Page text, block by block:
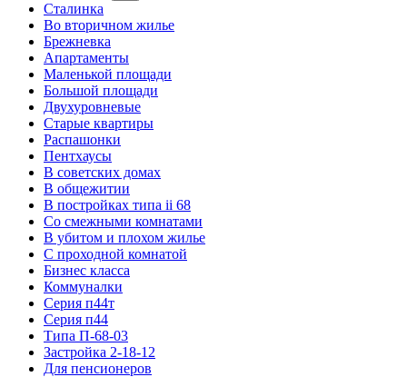
Сталинка
Во вторичном жилье
Брежневка
Апартаменты
Маленькой площади
Большой площади
Двухуровневые
Старые квартиры
Распашонки
Пентхаусы
В советских домах
В общежитии
В постройках типа ii 68
Со смежными комнатами
В убитом и плохом жилье
С проходной комнатой
Бизнес класса
Коммуналки
Серия п44т
Серия п44
Типа П-68-03
Застройка 2-18-12
Для пенсионеров